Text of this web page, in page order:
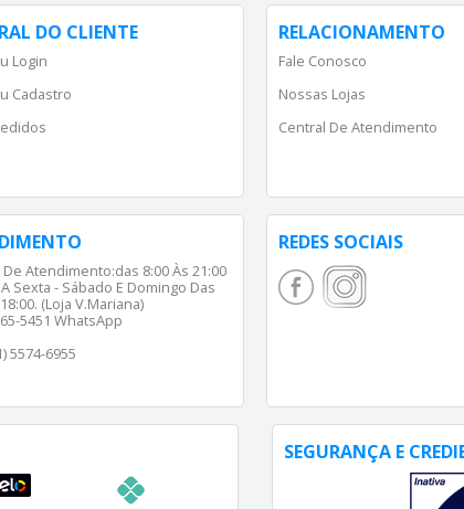
DO CLIENTE
Login
Cadastro
RELACIONAMENTO
Fale Conosco
Nossas Lojas
Central De Atendimento
Atendimento:das 8:00 Às 21:00
Sexta - Sábado E Domingo Das
(Loja V.Mariana)
5451 WhatsApp
5574-6955
REDES SOCIAIS
SEGURANÇA E